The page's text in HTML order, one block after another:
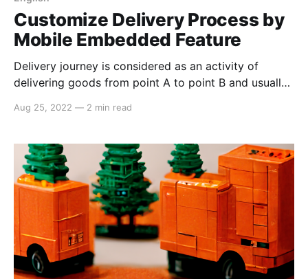
Customize Delivery Process by
Mobile Embedded Feature
Delivery journey is considered as an activity of
delivering goods from point A to point B and usually
in other side of 10% remaining, there are still
businesses, which needs extra steps in real operation.
As
Aug 25, 2022 — 2 min read